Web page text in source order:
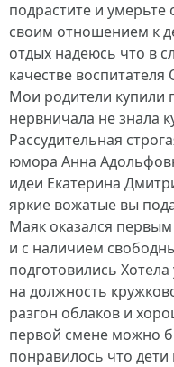
подрастите и
своим отношением к
отдых надеюсь что в
качестве
Мои родители купили
нервничала не знала
Рассудительная
юмора Анна
идеи Екатерина
яркие вожатые вы
Маяк оказался
и с наличием
подготовились Хотела
на должность
разгон облаков и
первой смене можно
понравилось что дети